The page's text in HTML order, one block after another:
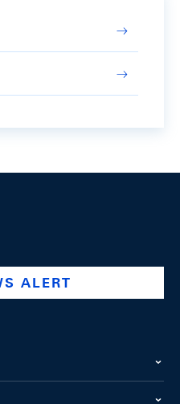
company/swiss-national-
@swissnationalbank
ALERT